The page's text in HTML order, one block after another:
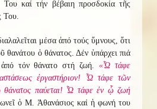
καί τήν βέβαιη προσδοκία τῆς
Του.
μέσα ἀπό τούς ὕμνους, ὅτι
θανάτου ὁ θάνατος. Δέν ὑπάρχει πιά
ἀπό τόν θάνατο στή ζωή.«Ὦ τάφε
ἐργαστήριον! Ὦ τάφε τῶν
παύεται! Ὦ τάφε ἐν ᾧ ζωή
ὁ Μ. Ἀθανάσιος καί ἡ φωνή του